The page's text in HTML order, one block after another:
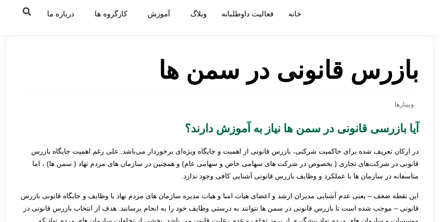
خانه فعالیت داوطلبانه وبلاگ آموزش کارگروه ها درباره ما بازرس قانونی در سمن ها
بازرس قانونی در سمن ها
وبینارها
آیا بازرسی قانونی در سمن ها نیاز به آموزش دارند؟
در ارکان تعریف شده برای حاکمیت شرکتی، بازرس قانونی از اهمیت و جایگاه ویژه‌ای برخوردار می‌باشد. علی رغم اهمیت جایگاه بازرس
قانونی در شرکت‌های تجاری ( بخصوص در شرکت های سهامی خاص و سهامی عام) و همچنین در سازمان های مردم نهاد ( سمن‌ ها) ، اما
متاسفانه در سازمان ها با عملکرد و وظایف بازرس قانونی آشنایی کافی وجود ندارد.
این نقطه ضعف – یعنی عدم آشنایی مدیران ارشد و اعضای هیات امنا و هیات مدیره سازمان های مردم نهاد با وظایف و جایگاه قانونی بازرس
قانونی – موجب شده است تا بازرس قانونی در سمن ها نتوانند به درستی وظایف خود را به انجام برسانند. هدف از انتخاب بازرس قانونی در
موسسات و سازمان های مردم نهاد پیشگیری از بروز تخلف و عدم رعایت قانون می باشد. بخشی از تخلفات سازمان های مردم نهاد که